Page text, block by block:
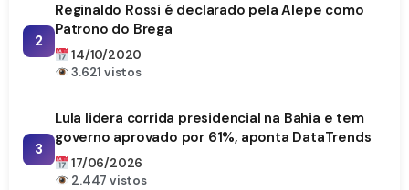
2
Reginaldo Rossi é declarado pela Alepe como
Patrono do Brega
14/10/2020
3.621 vistos
3
Lula lidera corrida presidencial na Bahia e tem
governo aprovado por 61%, aponta DataTrends
17/06/2026
2.447 vistos